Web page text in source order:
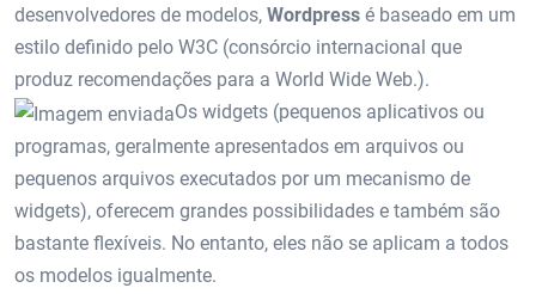
desenvolvedores de modelos, Wordpress é baseado em um
estilo definido pelo W3C (consórcio internacional que
produz recomendações para a World Wide Web.).
Os widgets (pequenos aplicativos ou
programas, geralmente apresentados em arquivos ou
pequenos arquivos executados por um mecanismo de
widgets), oferecem grandes possibilidades e também são
bastante flexíveis. No entanto, eles não se aplicam a todos
os modelos igualmente.